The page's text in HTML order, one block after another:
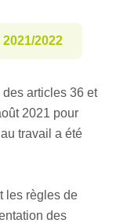
2022
articles 36 et
2021 pour
travail a été
les règles de
des